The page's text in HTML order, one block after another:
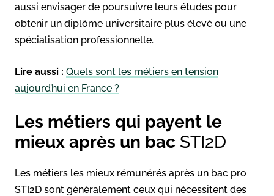
aussi envisager de poursuivre leurs études pour
obtenir un diplôme universitaire plus élevé ou une
spécialisation professionnelle.
Lire aussi : Quels sont les métiers en tension
aujourd’hui en France ?
Les métiers qui payent le
mieux après un bac STI2D
Les métiers les mieux rémunérés après un bac pro
STI2D sont généralement ceux qui nécessitent des